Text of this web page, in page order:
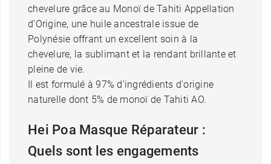
chevelure grâce au Monoï de Tahiti Appellation
d'Origine, une huile ancestrale issue de
Polynésie offrant un excellent soin à la
chevelure, la sublimant et la rendant brillante et
pleine de vie.
Il est formulé à 97% d'ingrédients d'origine
naturelle dont 5% de monoï de Tahiti AO.
Hei Poa Masque Réparateur :
Quels sont les engagements